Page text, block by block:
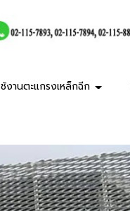
งานตะแกรงเหล็กฉีก